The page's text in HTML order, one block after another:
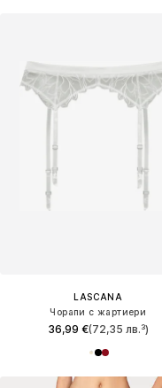
LASCANA
Чорапи с жартиери
36,99 €(72,35 лв.³)